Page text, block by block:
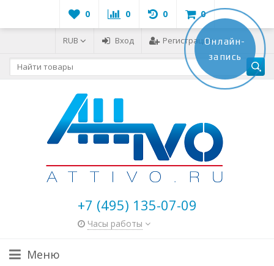
0 0 0 0
RUB Вход Регистрация
+7 (495) 135-07-09
Часы работы
Меню
Онлайн-
запись